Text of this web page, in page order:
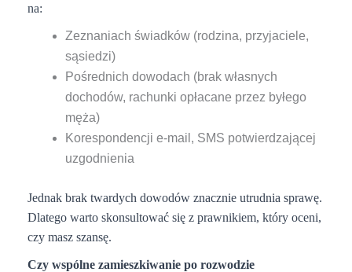
na:
Zeznaniach świadków (rodzina, przyjaciele,
sąsiedzi)
Pośrednich dowodach (brak własnych
dochodów, rachunki opłacane przez byłego
męża)
Korespondencji e-mail, SMS potwierdzającej
uzgodnienia
Jednak brak twardych dowodów znacznie utrudnia sprawę.
Dlatego warto skonsultować się z prawnikiem, który oceni,
czy masz szansę.
Czy wspólne zamieszkiwanie po rozwodzie